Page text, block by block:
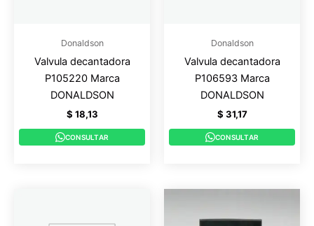
Donaldson
Valvula decantadora
P105220 Marca
DONALDSON
$ 18,13
CONSULTAR
Donaldson
Valvula decantadora
P106593 Marca
DONALDSON
$ 31,17
CONSULTAR